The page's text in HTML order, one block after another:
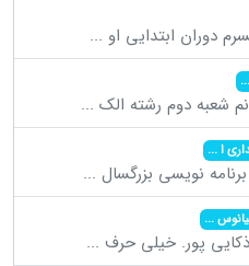
دوران ابتدایی او ...
...
شعبه دوم رشته الک ...
ا...
نویسی بزرگسال ...
...
ذکایی پور. خیلی حرف ...